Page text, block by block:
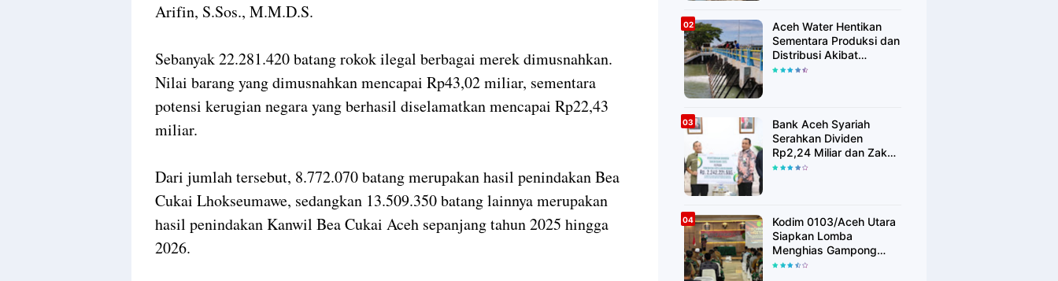
Arifin, S.Sos., M.M.D.S.
Sebanyak 22.281.420 batang rokok ilegal berbagai merek dimusnahkan.
Nilai barang yang dimusnahkan mencapai Rp43,02 miliar, sementara
potensi kerugian negara yang berhasil diselamatkan mencapai Rp22,43
miliar.
Dari jumlah tersebut, 8.772.070 batang merupakan hasil penindakan Bea
Cukai Lhokseumawe, sedangkan 13.509.350 batang lainnya merupakan
hasil penindakan Kanwil Bea Cukai Aceh sepanjang tahun 2025 hingga
2026.
Aceh Water Hentikan
Sementara Produksi dan
Distribusi Akibat
Fenomena Alam yang
Bank Aceh Syariah
Serahkan Dividen
Rp2,24 Miliar dan Zakat
Rp400 Juta kepada
Kodim 0103/Aceh Utara
Siapkan Lomba
Menghias Gampong
Berhadiah Rp100 Juta,